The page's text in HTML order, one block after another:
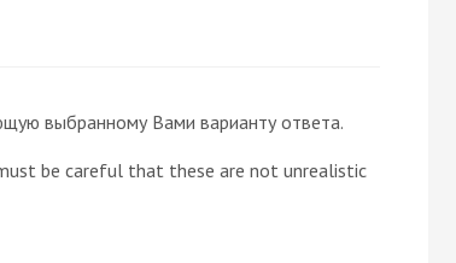
выбранному Вами варианту ответа.
be careful that these are not unrealistic